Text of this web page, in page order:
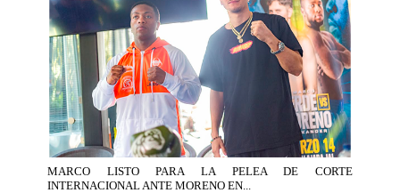
MARCO LISTO PARA LA PELEA DE CORTE
INTERNACIONAL ANTE MORENO EN...